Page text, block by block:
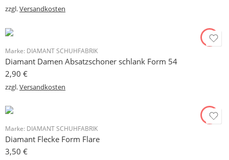
zzgl.Versandkosten
Marke: DIAMANT SCHUHFABRIK
Diamant Damen Absatzschoner schlank Form 54
2,90 €
zzgl.Versandkosten
Marke: DIAMANT SCHUHFABRIK
Diamant Flecke Form Flare
3,50 €